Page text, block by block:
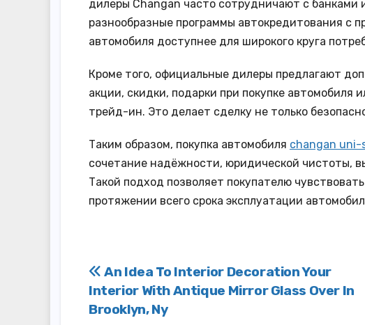
дилеры Changan часто сотрудничают с банками
разнообразные программы автокредитования с
автомобиля доступнее для широкого круга
Кроме того, официальные дилеры предлагают
акции, скидки, подарки при покупке автомобиля
трейд-ин. Это делает сделку не только
Таким образом, покупка автомобиля changan uni-
сочетание надёжности, юридической чистоты,
Такой подход позволяет покупателю
протяжении всего срока эксплуатации
Post
navigation
An Idea To Interior Decoration Your
Interior With Antique Mirror Glass Over In
Brooklyn, Ny